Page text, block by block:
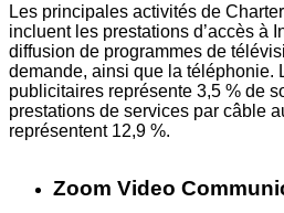
Les principales activités de
incluent les prestations d’accès à
diffusion de programmes de
demande, ainsi que la téléphonie.
publicitaires représente 3,5 % de
prestations de services par câble
représentent 12,9 %.
Zoom Video